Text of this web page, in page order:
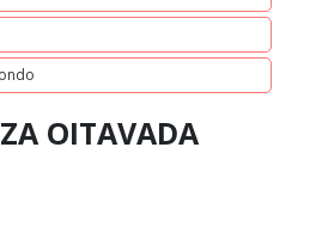
OITAVADA